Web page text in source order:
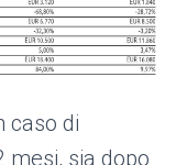
caso di
mesi, sia dopo